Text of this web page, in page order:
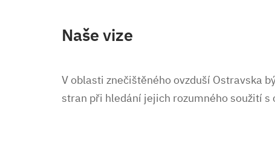
Naše vize
V oblasti znečištěného ovzduší Ostravska
stran při hledání jejich rozumného soužití